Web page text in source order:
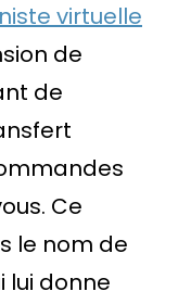
virtuelle
de
de
Ce
le nom de
lui donne